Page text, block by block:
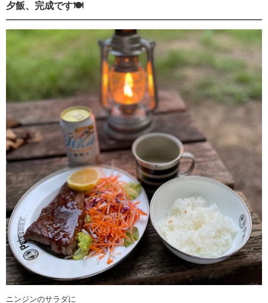
夕飯、完成です🍽️
ニンジンのサラダに